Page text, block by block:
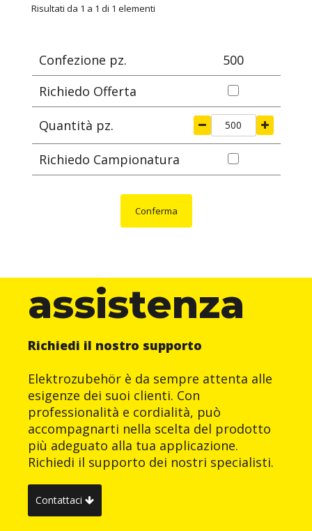
ARTICOLO colore
Ø est. cavo
Risultati da 1 a 1 di 1 elementi
Confezione pz.
500
Richiedo Offerta
Quantità pz.
Richiedo Campionatura
Conferma
assistenza
Richiedi il nostro supporto
Elektrozubehör è da sempre attenta alle
esigenze dei suoi clienti. Con
professionalità e cordialità, può
accompagnarti nella scelta del prodotto
più adeguato alla tua applicazione.
Richiedi il supporto dei nostri specialisti.
Contattaci